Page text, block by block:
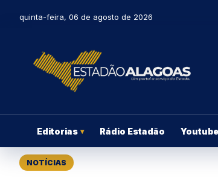
quinta-feira, 06 de agosto de 2026
Editorias ▾ Rádio Estadão Youtube
NOTÍCIAS